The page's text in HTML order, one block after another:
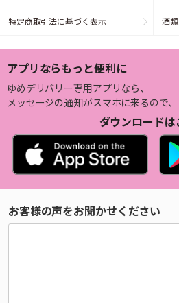
特定商取引法に基づく表示 酒
アプリならもっと便利に
ゆめデリバリー専用アプリなら、
メッセージの通知がスマホに来るので、
ダウンロードは
お客様の声をお聞かせください